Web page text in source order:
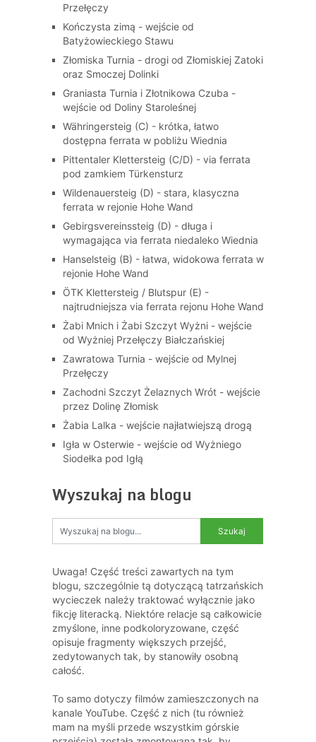
Przełęczy
Kończysta zimą - wejście od
Batyżowieckiego Stawu
Złomiska Turnia - drogi od Złomiskiej Zatoki
oraz Smoczej Dolinki
Graniasta Turnia i Złotnikowa Czuba -
wejście od Doliny Staroleśnej
Währingersteig (C) - krótka, łatwo
dostępna ferrata w pobliżu Wiednia
Pittentaler Klettersteig (C/D) - via ferrata
pod zamkiem Türkensturz
Wildenauersteig (D) - stara, klasyczna
ferrata w rejonie Hohe Wand
Gebirgsvereinssteig (D) - długa i
wymagająca via ferrata niedaleko Wiednia
Hanselsteig (B) - łatwa, widokowa ferrata w
rejonie Hohe Wand
ÖTK Klettersteig / Blutspur (E) -
najtrudniejsza via ferrata rejonu Hohe Wand
Żabi Mnich i Żabi Szczyt Wyżni - wejście
od Wyżniej Przełęczy Białczańskiej
Zawratowa Turnia - wejście od Mylnej
Przełęczy
Zachodni Szczyt Żelaznych Wrót - wejście
przez Dolinę Złomisk
Żabia Lalka - wejście najłatwiejszą drogą
Igła w Osterwie - wejście od Wyżniego
Siodełka pod Igłą
Wyszukaj na blogu
Uwaga! Część treści zawartych na tym
blogu, szczególnie tą dotyczącą tatrzańskich
wycieczek należy traktować wyłącznie jako
fikcję literacką. Niektóre relacje są całkowicie
zmyślone, inne podkoloryzowane, część
opisuje fragmenty większych przejść,
zedytowanych tak, by stanowiły osobną
całość.
To samo dotyczy filmów zamieszczonych na
kanale YouTube. Część z nich (tu również
mam na myśli przede wszystkim górskie